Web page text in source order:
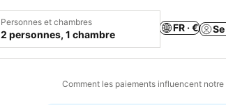
Personnes et chambres
2 personnes, 1 chambre
FR · €
Comment les paiements influencent